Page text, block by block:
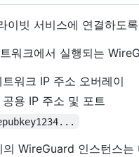
이빗 서비스에 연결하도
워크에서 실행되는
트워크 IP 주소 오버레이
공용 IP 주소 및 포트
WireGuard 인스턴스는